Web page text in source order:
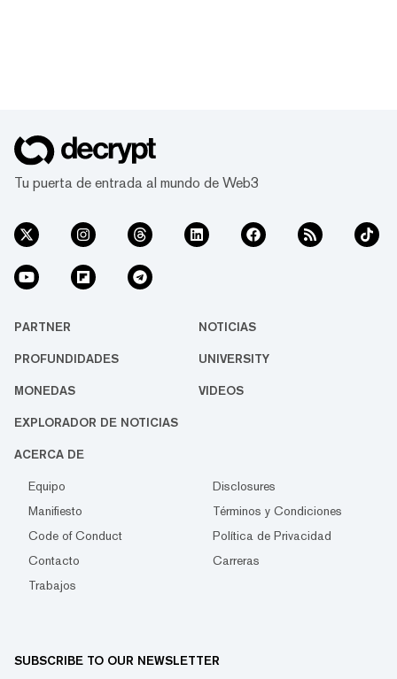
Tu puerta de entrada al mundo de Web3
PARTNER NOTICIAS
PROFUNDIDADES UNIVERSITY
MONEDAS VIDEOS
EXPLORADOR DE NOTICIAS
ACERCA DE
Equipo
Disclosures
Manifiesto
Términos y Condiciones
Code of Conduct
Política de Privacidad
Contacto
Carreras
Trabajos
SUBSCRIBE TO OUR NEWSLETTER